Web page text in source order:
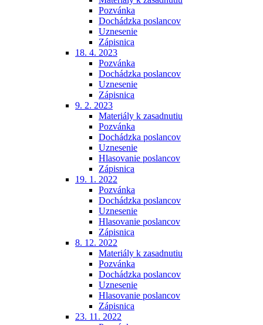
Pozvánka
Dochádzka poslancov
Uznesenie
Zápisnica
18. 4. 2023
Pozvánka
Dochádzka poslancov
Uznesenie
Zápisnica
9. 2. 2023
Materiály k zasadnutiu
Pozvánka
Dochádzka poslancov
Uznesenie
Hlasovanie poslancov
Zápisnica
19. 1. 2022
Pozvánka
Dochádzka poslancov
Uznesenie
Hlasovanie poslancov
Zápisnica
8. 12. 2022
Materiály k zasadnutiu
Pozvánka
Dochádzka poslancov
Uznesenie
Hlasovanie poslancov
Zápisnica
23. 11. 2022